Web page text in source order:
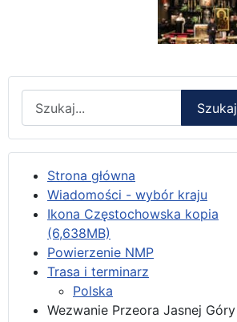
Szukaj
Strona główna
Wiadomości - wybór kraju
Ikona Częstochowska kopia
(6,638MB)
Powierzenie NMP
Trasa i terminarz
Polska
Wezwanie Przeora Jasnej Góry